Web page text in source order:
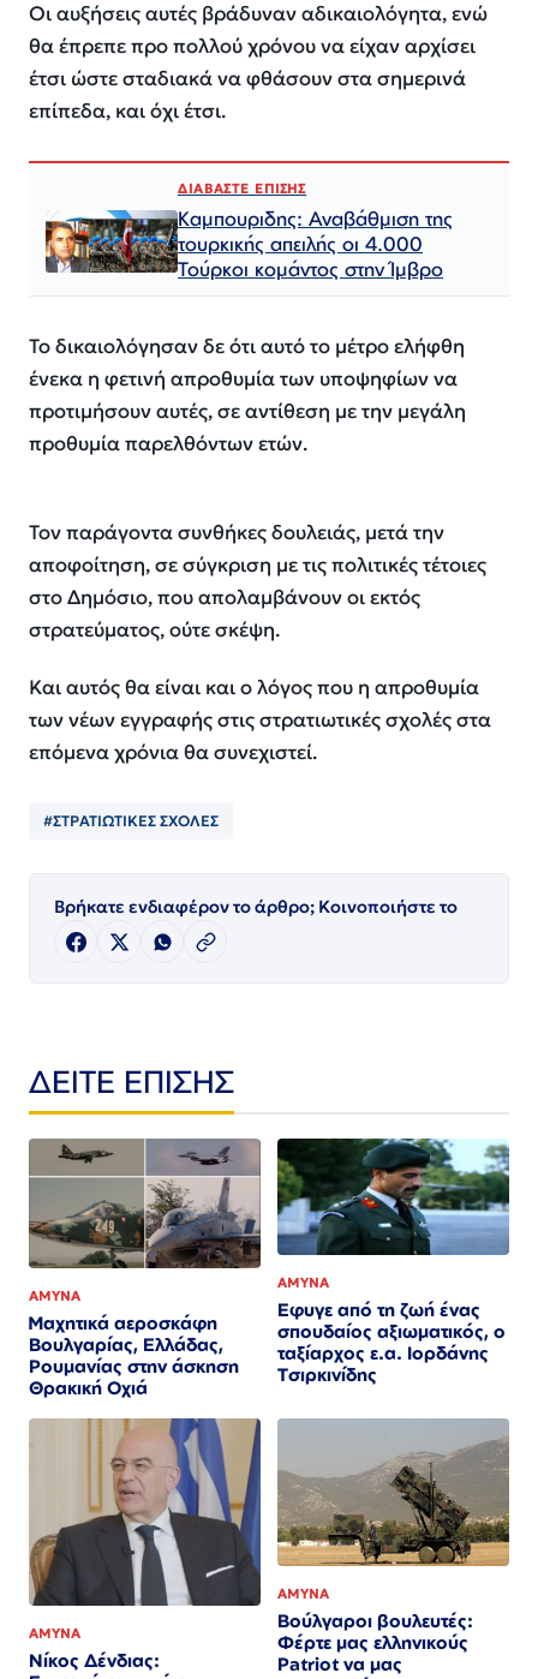
Οι αυξήσεις αυτές βράδυναν αδικαιολόγητα, ενώ
θα έπρεπε προ πολλού χρόνου να είχαν αρχίσει
έτσι ώστε σταδιακά να φθάσουν στα σημερινά
επίπεδα, και όχι έτσι.
ΔΙΑΒΑΣΤΕ ΕΠΙΣΗΣ
Καμπουριδης: Αναβάθμιση της
τουρκικής απειλής οι 4.000
Τούρκοι κομάντος στην Ίμβρο
Το δικαιολόγησαν δε ότι αυτό το μέτρο ελήφθη
ένεκα η φετινή απροθυμία των υποψηφίων να
προτιμήσουν αυτές, σε αντίθεση με την μεγάλη
προθυμία παρελθόντων ετών.
Τον παράγοντα συνθήκες δουλειάς, μετά την
αποφοίτηση, σε σύγκριση με τις πολιτικές τέτοιες
στο Δημόσιο, που απολαμβάνουν οι εκτός
στρατεύματος, ούτε σκέψη.
Και αυτός θα είναι και ο λόγος που η απροθυμία
των νέων εγγραφής στις στρατιωτικές σχολές στα
επόμενα χρόνια θα συνεχιστεί.
#ΣΤΡΑΤΙΩΤΙΚΕΣ ΣΧΟΛΕΣ
Βρήκατε ενδιαφέρον το άρθρο; Κοινοποιήστε το
ΔΕΙΤΕ ΕΠΙΣΗΣ
ΑΜΥΝΑ
Μαχητικά αεροσκάφη
Βουλγαρίας, Ελλάδας,
Ρουμανίας στην άσκηση
Θρακική Οχιά
ΑΜΥΝΑ
Εφυγε από τη ζωή ένας
σπουδαίος αξιωματικός, ο
ταξίαρχος ε.α. Ιορδάνης
Τσιρκινίδης
ΑΜΥΝΑ
Νίκος Δένδιας:
ΑΜΥΝΑ
Βούλγαροι βουλευτές:
Φέρτε μας ελληνικούς
Patriot να μας